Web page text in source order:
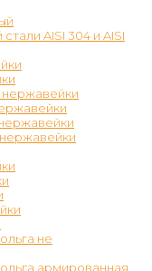
AISI 304 и AISI
нержавейки
не
армированная